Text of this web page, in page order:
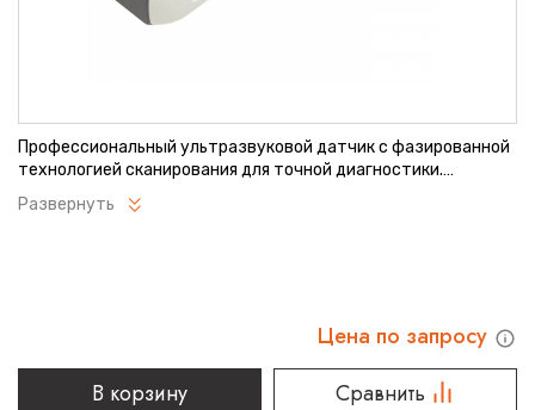
Профессиональный ультразвуковой датчик с фазированной
технологией сканирования для точной диагностики.
Обеспечивает четкую визуализацию при кардиологических
и абдоминальных исследованиях. Отличается надежной
Развернуть
Цена по запросу
В корзину
Сравнить